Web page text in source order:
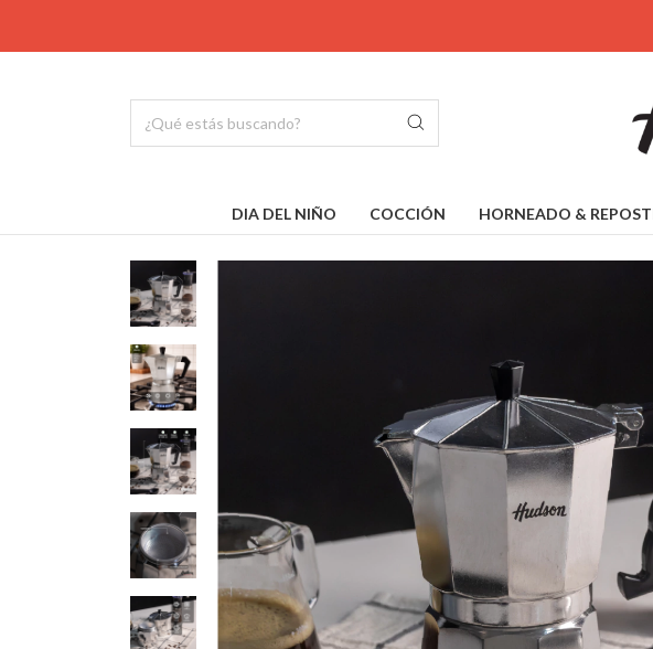
DIA DEL NIÑO COCCIÓN HORNEADO &